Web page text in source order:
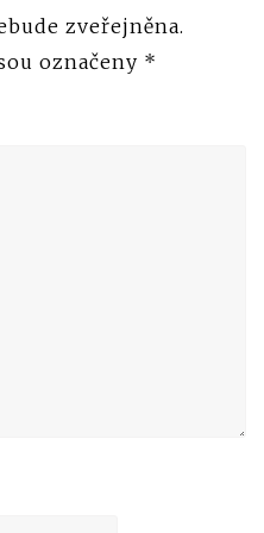
zveřejněna.
označeny *